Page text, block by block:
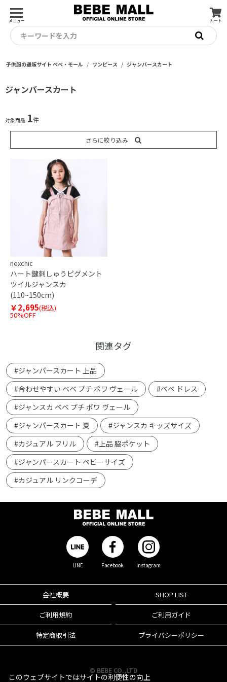
メニュー カート
キーワードを入力
子供服の通販サイト ベベ・モール ワンピース ジャンバースカート
ジャンバースカート
対象商品 1件
さらに絞り込み
nexchic
ハート鍵刺しゅうピグメント
ツイルジャンスカ
(110~150cm)
￥2,695(税込)
50%OFF
関連タグ
#ジャンパースカート 上品
#合わせやすい ベベ プチ ポワ ヴェール
#べべ ドレス
#ジャンスカ ベベ プチ ポワ ヴェール
#ジャンパースカート 夏
#ジャンスカ キッズサイズ
#カジュアル フリル
#上品 脇ポケット
#ジャンパースカート ベビーサイズ
#カジュアル リンクコーデ
LINE Facebook Instagram
会社概要 SHOP LIST
ご利用規約 ご利用ガイド
特定商取引法 プライバシーポリシー
© BEBE CO.,LTD
このウェブサイトではサイトの利便性の向上